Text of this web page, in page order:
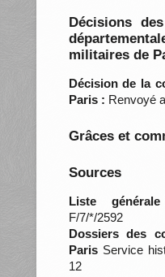
Décisions
militaires de
Décision de la
Paris : Renvoyé
Grâces et
Sources
Liste
F/7/*/2592
Dossiers des
ParisService
12